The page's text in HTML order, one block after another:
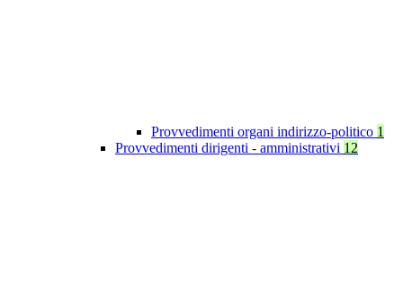
Provvedimenti organi indirizzo-politico 1
Provvedimenti dirigenti - amministrativi 12